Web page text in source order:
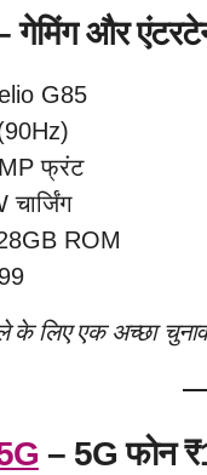
गेमिंग और
G85
फ्रंट
ROM
के लिए एक अच्छा
– 5G फोन